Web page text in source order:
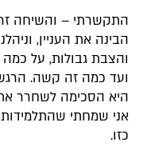
התקשרתי – והשיחה
הבינה את העניין,
והצבת גבולות, על
ועד כמה זה קשה.
היא הסכימה לשחרר
אני שמחתי
כזו.